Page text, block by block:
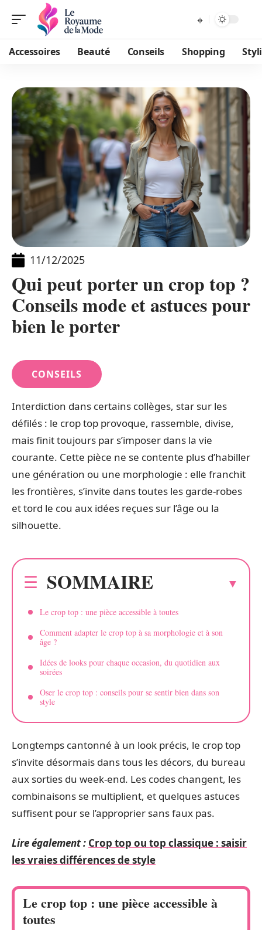
Accessoires Beauté Conseils Shopping
11/12/2025
Qui peut porter un crop top ?
Conseils mode et astuces pour
bien le porter
CONSEILS
Interdiction dans certains collèges, star sur les
défilés : le crop top provoque, rassemble, divise,
mais finit toujours par s’imposer dans la vie
courante. Cette pièce ne se contente plus d’habiller
une génération ou une morphologie : elle franchit
les frontières, s’invite dans toutes les garde-robes
et tord le cou aux idées reçues sur l’âge ou la
silhouette.
SOMMAIRE
Le crop top : une pièce accessible à toutes
Comment adapter le crop top à sa morphologie et à son
âge ?
Idées de looks pour chaque occasion, du quotidien aux
soirées
Oser le crop top : conseils pour se sentir bien dans son
style
Longtemps cantonné à un look précis, le crop top
s’invite désormais dans tous les décors, du bureau
aux sorties du week-end. Les codes changent, les
combinaisons se multiplient, et quelques astuces
suffisent pour se l’approprier sans faux pas.
Lire également : Crop top ou top classique : saisir
les vraies différences de style
Le crop top : une pièce accessible à
toutes